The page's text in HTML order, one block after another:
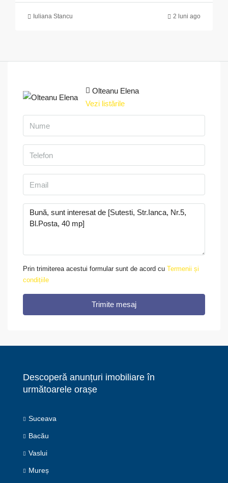
Iuliana Stancu 2 luni ago
Olteanu Elena
Vezi listările
Prin trimiterea acestui formular sunt de acord cu Termenii și
condițiile
Trimite mesaj
Descoperă anunțuri imobiliare în
următoarele orașe
Suceava
Bacău
Vaslui
Mureș